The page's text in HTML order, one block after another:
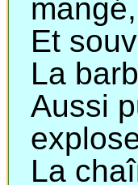
Et
La
Aussi
La